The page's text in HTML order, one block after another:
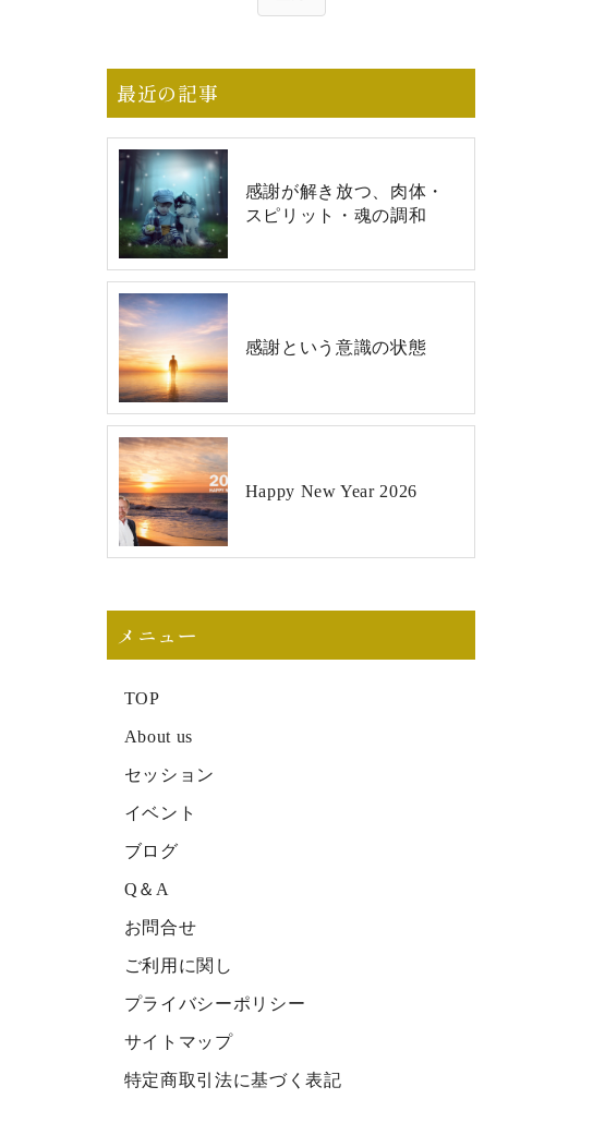
最近の記事
感謝が解き放つ、肉体・
スピリット・魂の調和
感謝という意識の状態
Happy New Year 2026
メニュー
TOP
About us
セッション
イベント
ブログ
Q＆A
お問合せ
ご利用に関し
プライバシーポリシー
サイトマップ
特定商取引法に基づく表記